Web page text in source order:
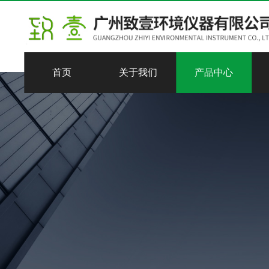
首页 关于我们 产品中心